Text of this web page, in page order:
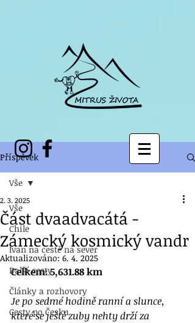
Příspěvek
Vše
Chile
Ivan na cestě na sever
Další cesty
Články a rozhovory
Cesty po Česku
Vše
Část dvaadvacátá -
Zámecký kosmický vandr
2. 3. 2025
Aktualizováno: 6. 4. 2025
Celkem: 5,631.88 km
Je po sedmé hodině ranní a slunce,
které se ještě zuby nehty drží za